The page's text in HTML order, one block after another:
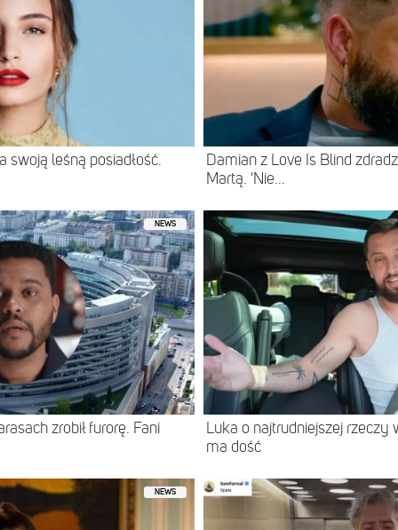
leśną posiadłość.
Damian z Love Is Blind
Martą. 'Nie...
NEWS
zrobił furorę. Fani
Luka o najtrudniejszej rzeczy
ma dość
NEWS